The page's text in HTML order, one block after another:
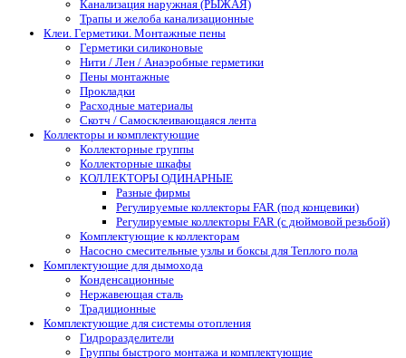
Канализация наружная (РЫЖАЯ)
Трапы и желоба канализационные
Клеи. Герметики. Монтажные пены
Герметики силиконовые
Нити / Лен / Анаэробные герметики
Пены монтажные
Прокладки
Расходные материалы
Скотч / Самосклеивающаяся лента
Коллекторы и комплектующие
Коллекторные группы
Коллекторные шкафы
КОЛЛЕКТОРЫ ОДИНАРНЫЕ
Разные фирмы
Регулируемые коллекторы FAR (под концевики)
Регулируемые коллекторы FAR (с дюймовой резьбой)
Комплектующие к коллекторам
Насосно смесительные узлы и боксы для Теплого пола
Комплектующие для дымохода
Конденсационные
Нержавеющая сталь
Традиционные
Комплектующие для системы отопления
Гидроразделители
Группы быстрого монтажа и комплектующие